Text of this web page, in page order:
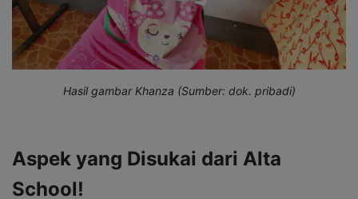
Hasil gambar Khanza (Sumber: dok. pribadi)
Aspek yang Disukai dari Alta
School!